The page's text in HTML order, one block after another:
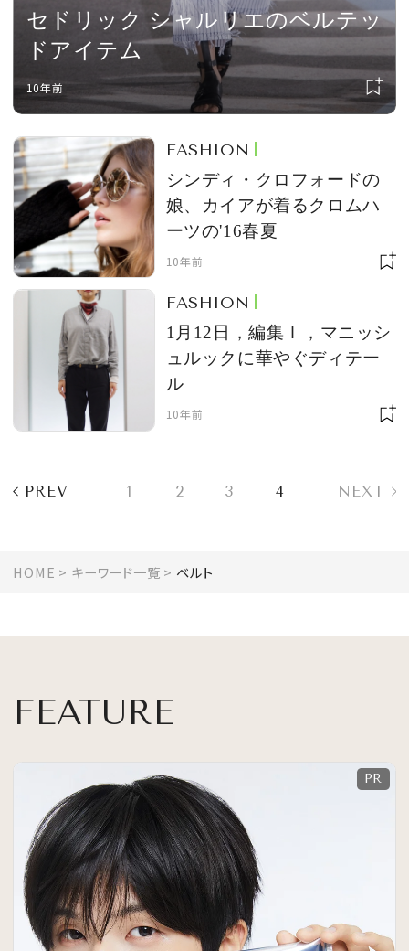
セドリック シャルリエのベルテッ
ドアイテム
10年前
FASHION
シンディ・クロフォードの
娘、カイアが着るクロムハ
ーツの'16春夏
10年前
FASHION
1月12日，編集Ｉ，マニッシ
ュルックに華やぐディテー
ル
10年前
PREV 1 2 3 4 NEXT
HOME キーワード一覧 ベルト
FEATURE